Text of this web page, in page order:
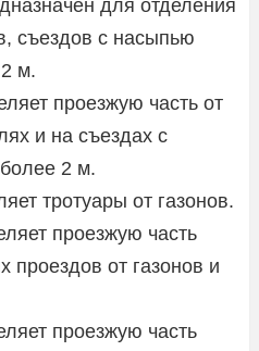
для отделения
съездов с насыпью
м.
проезжую часть от
и на съездах с
2 м.
тротуары от газонов.
проезжую часть
проездов от газонов и
проезжую часть